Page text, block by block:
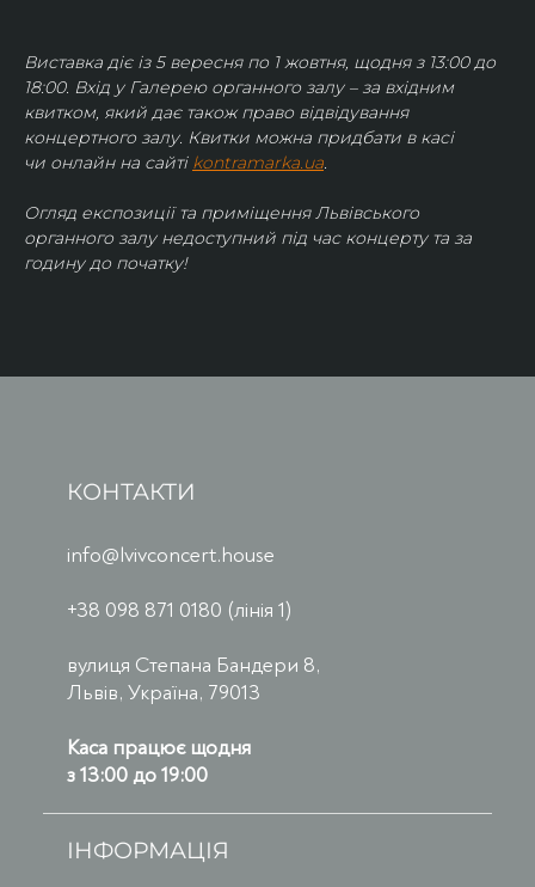
Виставка діє із 5 вересня по 1 жовтня, щодня з 13:00 до
18:00. Вхід у Галерею органного залу – за вхідним
квитком, який дає також право відвідування
концертного залу. Квитки можна придбати в касі
чи онлайн на сайті kontramarka.ua.
Огляд експозиції та приміщення Львівського
органного залу недоступний під час концерту та за
годину до початку!
КОНТАКТИ
info@lvivconcert.house
+38 098 871 0180 (лінія 1)
вулиця Степана Бандери 8,
Львів, Україна, 79013
Каса працює щодня
з 13:00 до 19:00
ІНФОРМАЦІЯ